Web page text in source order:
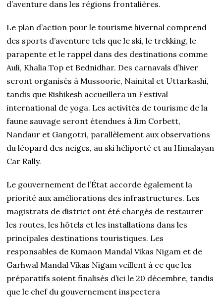
d’aventure dans les régions frontalières.
Le plan d’action pour le tourisme hivernal comprend
des sports d’aventure tels que le ski, le trekking, le
parapente et le rappel dans des destinations comme
Auli, Khalia Top et Bednidhar. Des carnavals d’hiver
seront organisés à Mussoorie, Nainital et Uttarkashi,
tandis que Rishikesh accueillera un Festival
international de yoga. Les activités de tourisme de la
faune sauvage seront étendues à Jim Corbett,
Nandaur et Gangotri, parallèlement aux observations
du léopard des neiges, au ski héliporté et au Himalayan
Car Rally.
Le gouvernement de l’État accorde également la
priorité aux améliorations des infrastructures. Les
magistrats de district ont été chargés de restaurer
les routes, les hôtels et les installations dans les
principales destinations touristiques. Les
responsables de Kumaon Mandal Vikas Nigam et de
Garhwal Mandal Vikas Nigam veillent à ce que les
préparatifs soient finalisés d’ici le 20 décembre, tandis
que le chef du gouvernement inspectera